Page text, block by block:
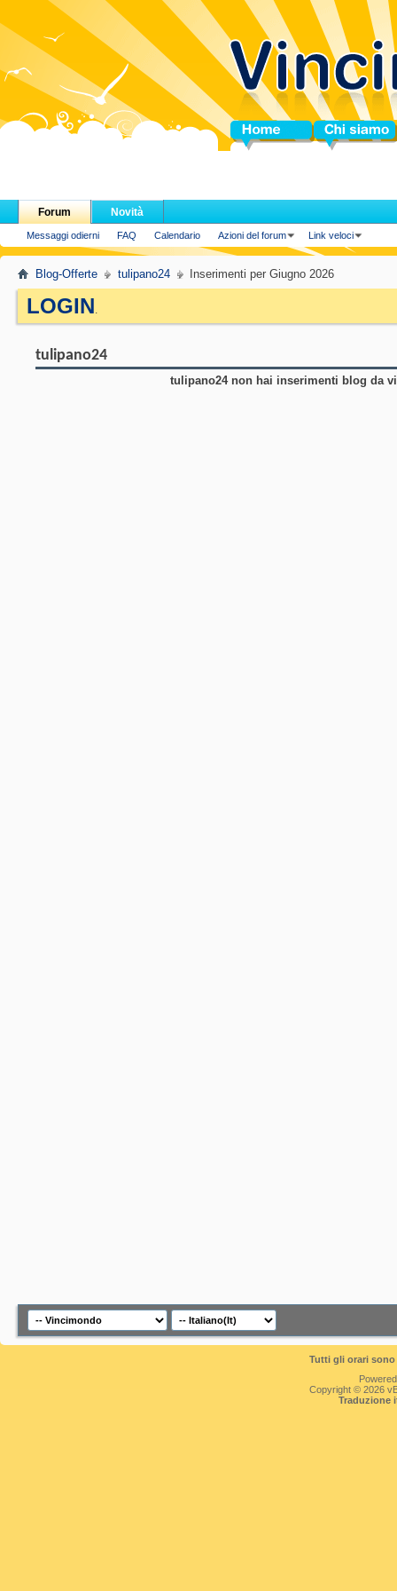
Home Chi siamo
Forum
Messaggi odierni FAQ Calendario Azioni del forum Link veloci
Novità
Blog-Offerte tulipano24 Inserimenti per Giugno 2026
LOGIN.
tulipano24
tulipano24 non hai inserimenti blog da
Tutti gli orari
Copyright © 2026
Traduzione